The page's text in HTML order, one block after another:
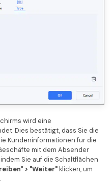
wird eine
Dies bestätigt, dass Sie die
Kundeninformationen für die
mit dem Absender
Sie auf die Schaltflächen
> "Weiter"klicken, um